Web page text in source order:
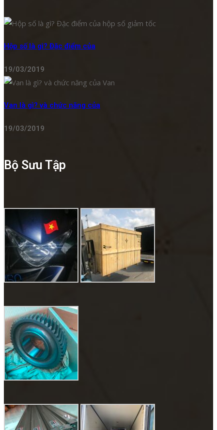
Hộp số là gì? Đặc điểm của
19/03/2019
Van là gì? và chức năng của
19/03/2019
Bộ Sưu Tập